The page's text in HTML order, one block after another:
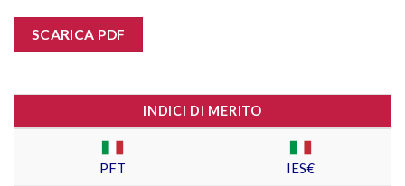
SCARICA PDF
INDICI DI MERITO
PFT IES€